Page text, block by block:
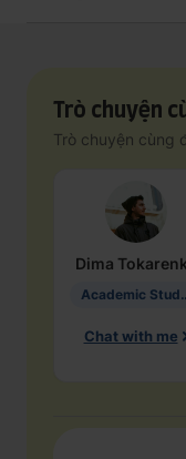
Trò chuyện
Trò chuyện cùng
Dima
Chat with me